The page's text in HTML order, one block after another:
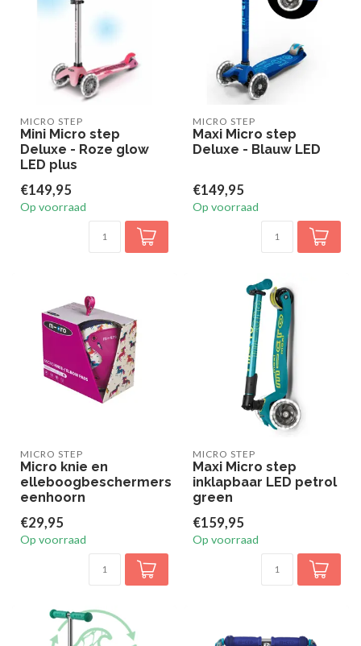
MICRO STEP
Mini Micro step
Deluxe - Roze glow
LED plus
€149,95
Op voorraad
MICRO STEP
Maxi Micro step
Deluxe - Blauw LED
€149,95
Op voorraad
MICRO STEP
Micro knie en
elleboogbeschermers
eenhoorn
€29,95
Op voorraad
MICRO STEP
Maxi Micro step
inklapbaar LED petrol
green
€159,95
Op voorraad